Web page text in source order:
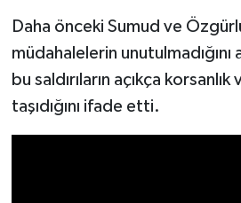
Daha önceki Sumud ve
müdahalelerin
bu saldırıların açıkça
taşıdığını ifade etti.
Şaphane
Simav